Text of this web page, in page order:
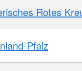
Rotes
Pfalz